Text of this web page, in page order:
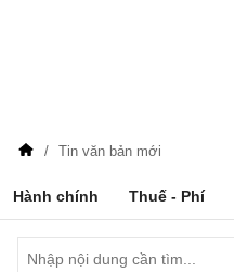
Tin văn bản mới
Hành chính Thuế - Phí